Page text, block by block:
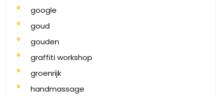
google
goud
gouden
graffiti workshop
groenrijk
handmassage